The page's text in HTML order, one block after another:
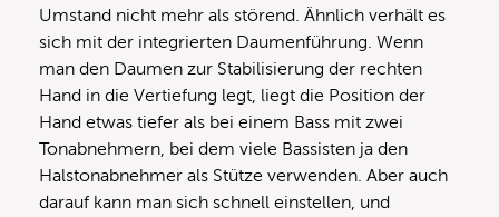
Umstand nicht mehr als störend. Ähnlich verhält es
sich mit der integrierten Daumenführung. Wenn
man den Daumen zur Stabilisierung der rechten
Hand in die Vertiefung legt, liegt die Position der
Hand etwas tiefer als bei einem Bass mit zwei
Tonabnehmern, bei dem viele Bassisten ja den
Halstonabnehmer als Stütze verwenden. Aber auch
darauf kann man sich schnell einstellen, und